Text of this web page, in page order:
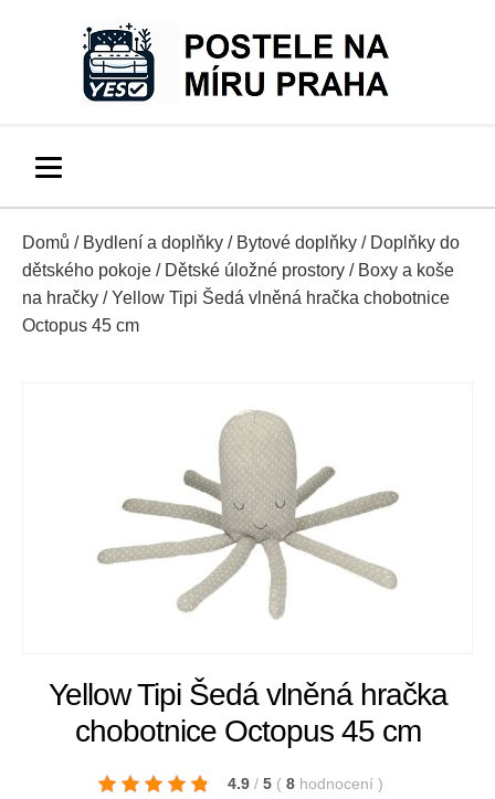
Domů / Bydlení a doplňky / Bytové doplňky / Doplňky do
dětského pokoje / Dětské úložné prostory / Boxy a koše
na hračky / Yellow Tipi Šedá vlněná hračka chobotnice
Octopus 45 cm
Yellow Tipi Šedá vlněná hračka
chobotnice Octopus 45 cm
4.9 / 5 ( 8 hodnocení )